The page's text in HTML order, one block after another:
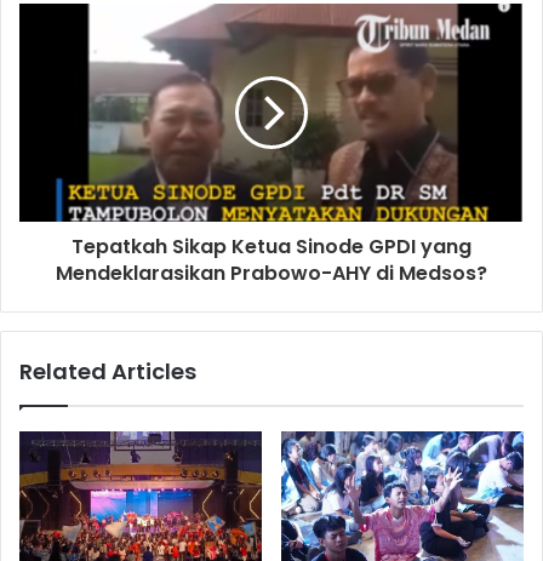
Tepatkah Sikap Ketua Sinode GPDI yang
Mendeklarasikan Prabowo-AHY di Medsos?
Related Articles